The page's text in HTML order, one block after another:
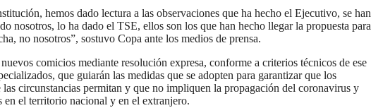
hemos dado lectura a las observaciones que ha hecho el Ejecutivo, se han
nosotros, lo ha dado el TSE, ellos son los que han hecho llegar la propuesta para
no nosotros”, sostuvo Copa ante los medios de prensa.
comicios mediante resolución expresa, conforme a criterios técnicos de ese
que guiarán las medidas que se adopten para garantizar que los
circunstancias permitan y que no impliquen la propagación del coronavirus y
el territorio nacional y en el extranjero.